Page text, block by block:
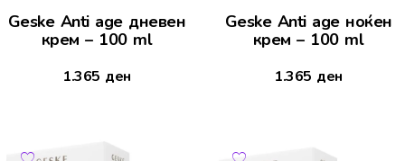
Geske Anti age дневeн
крем – 100 ml
1.365 ден
Geske Anti age ноќен
крем – 100 ml
1.365 ден